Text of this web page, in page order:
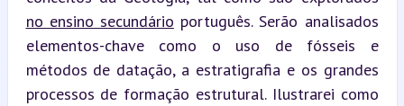
no ensino secundário português. Serão analisados
elementos-chave como o uso de fósseis e
métodos de datação, a estratigrafia e os grandes
processos de formação estrutural. Ilustrarei como